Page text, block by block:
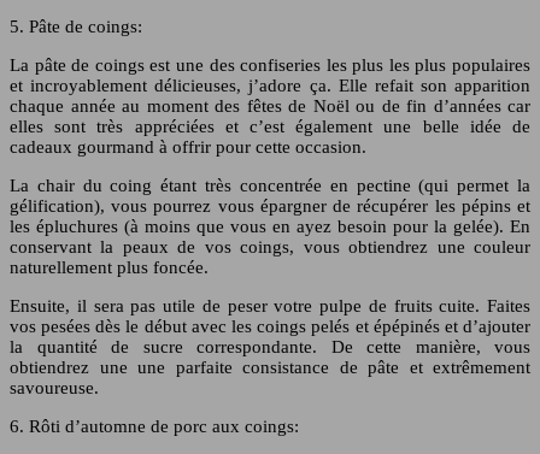
5. Pâte de coings:
La pâte de coings est une des confiseries les plus les plus populaires
et incroyablement délicieuses, j’adore ça. Elle refait son apparition
chaque année au moment des fêtes de Noël ou de fin d’années car
elles sont très appréciées et c’est également une belle idée de
cadeaux gourmand à offrir pour cette occasion.
La chair du coing étant très concentrée en pectine (qui permet la
gélification), vous pourrez vous épargner de récupérer les pépins et
les épluchures (à moins que vous en ayez besoin pour la gelée). En
conservant la peaux de vos coings, vous obtiendrez une couleur
naturellement plus foncée.
Ensuite, il sera pas utile de peser votre pulpe de fruits cuite. Faites
vos pesées dès le début avec les coings pelés et épépinés et d’ajouter
la quantité de sucre correspondante. De cette manière, vous
obtiendrez une une parfaite consistance de pâte et extrêmement
savoureuse.
6. Rôti d’automne de porc aux coings: